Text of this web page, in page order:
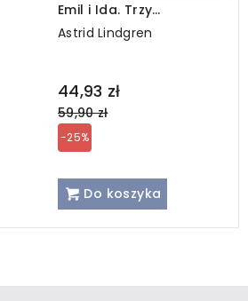
Emil i Ida. Trzy
opowiadania
Astrid Lindgren
44,93 zł
Regular
price
59,90 zł
-25%
Do koszyka